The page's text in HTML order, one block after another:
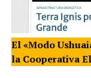
El «Modo
la Cooperativa